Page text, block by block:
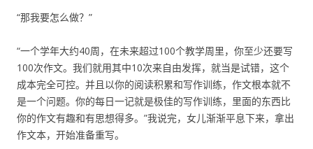
“那我要怎么做？”
“一个学年大约40周，在未来超过100个教学周里，你至少还要写
100次作文。我们就用其中10次来自由发挥，就当是试错，这个
成本完全可控。并且以你的阅读积累和写作训练，作文根本就不
是一个问题。你的每日一记就是极佳的写作训练，里面的东西比
你的作文有趣和有思想得多。”我说完，女儿渐渐平息下来，拿出
作文本，开始准备重写。